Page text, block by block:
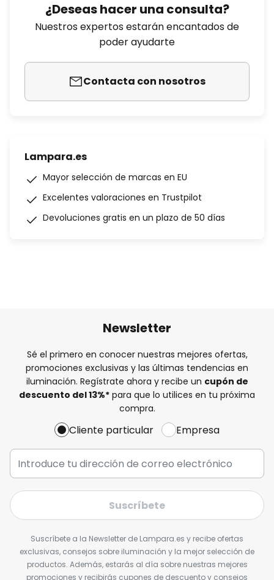
¿Deseas hacer una consulta?
Nuestros expertos estarán encantados de
poder ayudarte
Contacta con nosotros
Lampara.es
Mayor selección de marcas en EU
Excelentes valoraciones en Trustpilot
Devoluciones gratis en un plazo de 50 días
Newsletter
Sé el primero en conocer nuestras mejores ofertas,
promociones exclusivas y las últimas tendencias en
iluminación. Regístrate ahora y recibe un cupón de
descuento del13%* para que lo utilices en tu próxima
compra.
Cliente particular Empresa
Suscríbete
Suscríbete a la Newsletter de Lampara.es y recibe ofertas
exclusivas, consejos sobre iluminación y la mejor selección de
productos. Además, estarás al día sobre nuestras mejores
promociones y recibirás cupones de descuento y consejos